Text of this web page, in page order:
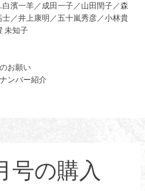
濱一羊／成田一子／山田閏子／森
士／井上康明／五十嵐秀彦／小林貴
未知子
お願い
ンバー紹介
号の購入